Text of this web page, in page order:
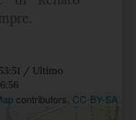
/ Ultimo
contributors, CC-BY-SA